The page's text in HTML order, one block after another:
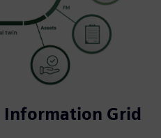
Information Grid